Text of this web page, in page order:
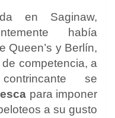
en Saginaw,
había
Queen’s y Berlín,
competencia, a
se
para imponer
a su gusto